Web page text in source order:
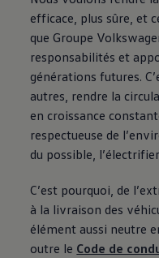
efficace, plus sûre, et
que Groupe
responsabilités et
générations futures.
autres, rendre la
en croissance
respectueuse de
du possible,
C’est pourquoi, de
à la livraison des
élément aussi neutre
outre le Code de